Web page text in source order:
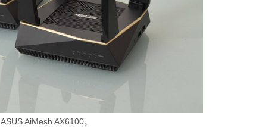
ASUS AiMesh AX6100。